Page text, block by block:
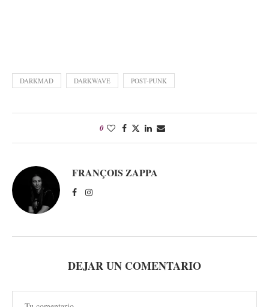
DARKMAD DARKWAVE POST-PUNK
0
FRANÇOIS ZAPPA
DEJAR UN COMENTARIO